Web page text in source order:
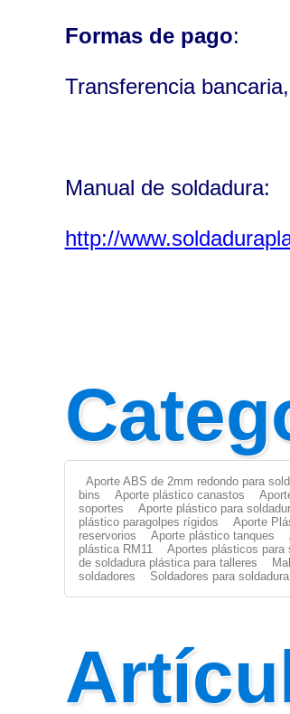
Formas de pago:
Transferencia
Manual de soldadura:
http://
Aporte ABS de 2mm redondo para
bins
Aporte plástico canastos
soportes
Aporte plástico para
plástico paragolpes rígidos
Aporte
reservorios
Aporte plástico tanques
plástica RM11
Aportes plásticos para
de soldadura plástica para talleres
soldadores
Soldadores para